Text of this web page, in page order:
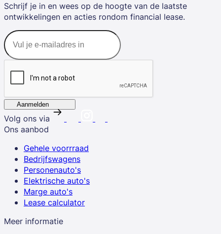
Schrijf je in en wees op de hoogte van de laatste
ontwikkelingen en acties rondom financial lease.
Aanmelden
Volg ons via
Ons aanbod
Gehele voorrraad
Bedrijfswagens
Personenauto's
Elektrische auto's
Marge auto's
Lease calculator
Meer informatie